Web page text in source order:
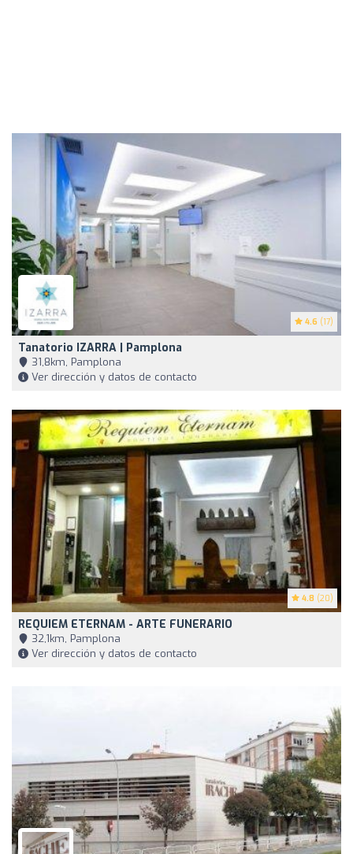
4.6 (17)
Tanatorio IZARRA | Pamplona
31,8km, Pamplona
Ver dirección y datos de contacto
4.8 (20)
REQUIEM ETERNAM - ARTE FUNERARIO
32,1km, Pamplona
Ver dirección y datos de contacto